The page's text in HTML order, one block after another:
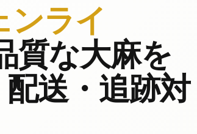
ンライ
質な大麻を
送・追跡対